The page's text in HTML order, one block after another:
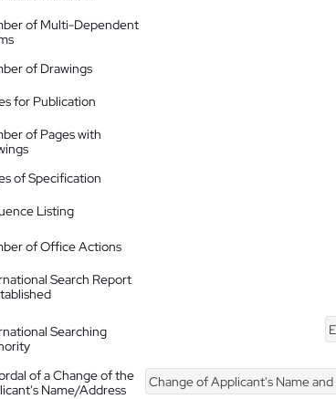
of Multi-Dependent
of Drawings
for Publication
of Pages with
of Specification
Listing
of Office Actions
Search Report
Searching
of a Change of the
Name/Address
Change of Applicant's Name and